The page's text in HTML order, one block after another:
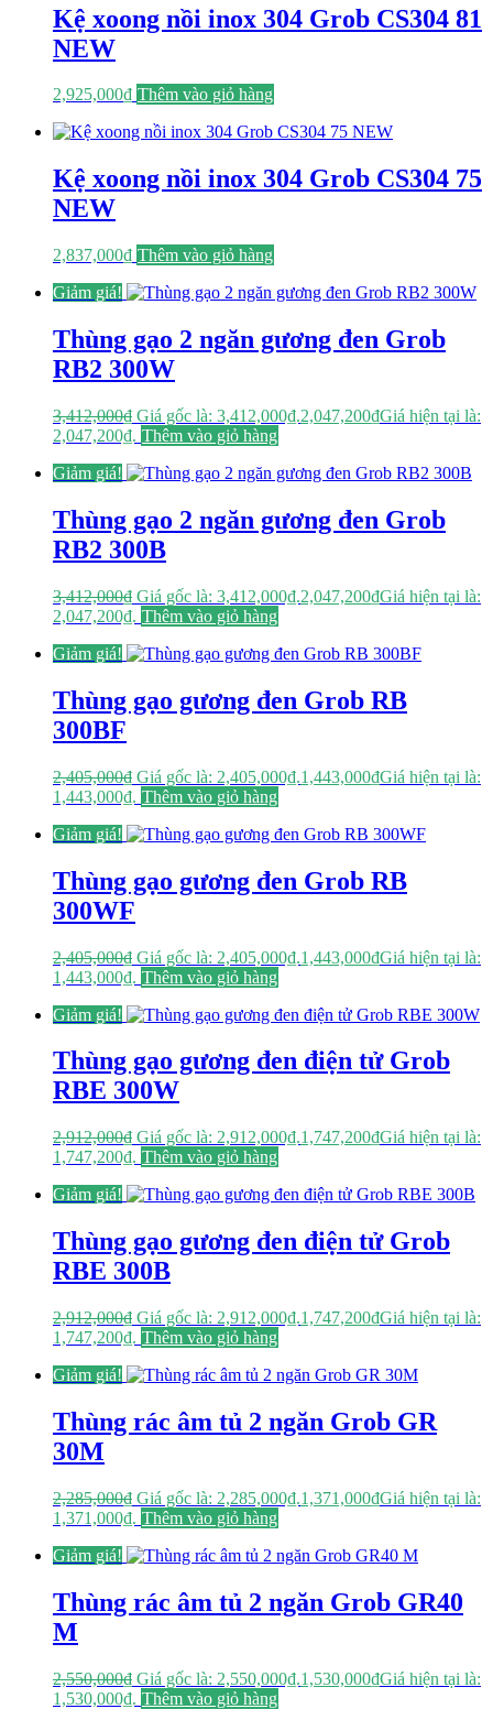
Kệ xoong nồi inox 304 Grob CS304 81
NEW
2,925,000₫ Thêm vào giỏ hàng
Kệ xoong nồi inox 304 Grob CS304 75
NEW
2,837,000₫ Thêm vào giỏ hàng
Giảm giá!
Thùng gạo 2 ngăn gương đen Grob
RB2 300W
3,412,000₫ Giá gốc là: 3,412,000₫.2,047,200₫Giá hiện tại là:
2,047,200₫. Thêm vào giỏ hàng
Giảm giá!
Thùng gạo 2 ngăn gương đen Grob
RB2 300B
3,412,000₫ Giá gốc là: 3,412,000₫.2,047,200₫Giá hiện tại là:
2,047,200₫. Thêm vào giỏ hàng
Giảm giá!
Thùng gạo gương đen Grob RB
300BF
2,405,000₫ Giá gốc là: 2,405,000₫.1,443,000₫Giá hiện tại là:
1,443,000₫. Thêm vào giỏ hàng
Giảm giá!
Thùng gạo gương đen Grob RB
300WF
2,405,000₫ Giá gốc là: 2,405,000₫.1,443,000₫Giá hiện tại là:
1,443,000₫. Thêm vào giỏ hàng
Giảm giá!
Thùng gạo gương đen điện tử Grob
RBE 300W
2,912,000₫ Giá gốc là: 2,912,000₫.1,747,200₫Giá hiện tại là:
1,747,200₫. Thêm vào giỏ hàng
Giảm giá!
Thùng gạo gương đen điện tử Grob
RBE 300B
2,912,000₫ Giá gốc là: 2,912,000₫.1,747,200₫Giá hiện tại là:
1,747,200₫. Thêm vào giỏ hàng
Giảm giá!
Thùng rác âm tủ 2 ngăn Grob GR
30M
2,285,000₫ Giá gốc là: 2,285,000₫.1,371,000₫Giá hiện tại là:
1,371,000₫. Thêm vào giỏ hàng
Giảm giá!
Thùng rác âm tủ 2 ngăn Grob GR40
M
2,550,000₫ Giá gốc là: 2,550,000₫.1,530,000₫Giá hiện tại là:
1,530,000₫. Thêm vào giỏ hàng